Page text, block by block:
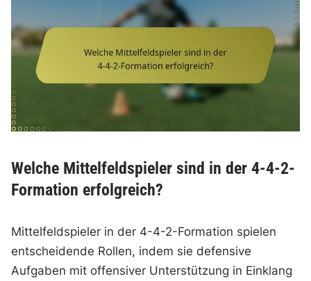
Welche Mittelfeldspieler sind in der 4-4-2-
Formation erfolgreich?
Mittelfeldspieler in der 4-4-2-Formation spielen
entscheidende Rollen, indem sie defensive
Aufgaben mit offensiver Unterstützung in Einklang